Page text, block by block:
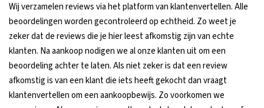
Wij verzamelen reviews via het platform van klantenvertellen. Alle
beoordelingen worden gecontroleerd op echtheid. Zo weet je
zeker dat de reviews die je hier leest afkomstig zijn van echte
klanten. Na aankoop nodigen we al onze klanten uit om een
beoordeling achter te laten. Als niet zeker is dat een review
afkomstig is van een klant die iets heeft gekocht dan vraagt
klantenvertellen om een aankoopbewijs. Zo voorkomen we